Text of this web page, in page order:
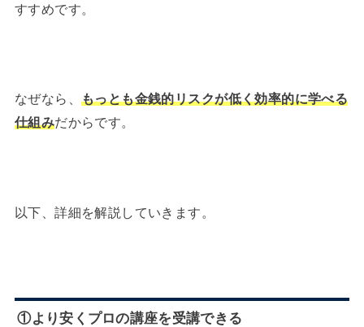
すすめです。
なぜなら、 もっとも金銭的リスクが低く効率的に学べる
仕組みだからです。
以下、詳細を解説していきます。
①より安くプロの講座を受講できる